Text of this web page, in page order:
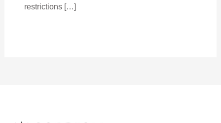
restrictions […]